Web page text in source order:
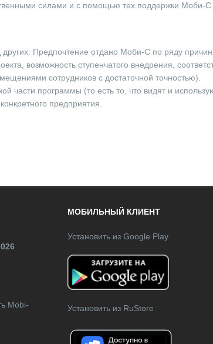
силами и с помощью тех.поддержки Моби-С.
Предпочтение отдано Моби-С по ряду
возможность ступенчатого внедрения,
сотрудников с достаточной точностью).
части программы (то есть то, что видят и
предприятия.
Mobi-
МОБИЛЬНЫЙ КЛИЕНТ
Установить из Google Play
Установить из RuStore